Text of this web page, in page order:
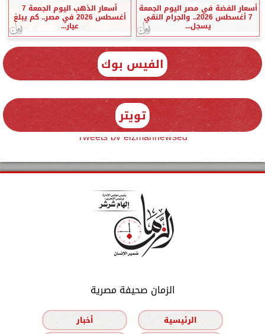
أسعار الفضة في مصر اليوم الجمعة
7 أغسطس 2026.. والجرام النقي
يسجل...
أسعار الذهب اليوم الجمعة 7
أغسطس 2026 في مصر.. كم يبلغ
عيار...
الفيس بوك
تويتر
Tweets by elzmannewseg
الزمان صحيفة مصرية
الرئيسية
أخبار